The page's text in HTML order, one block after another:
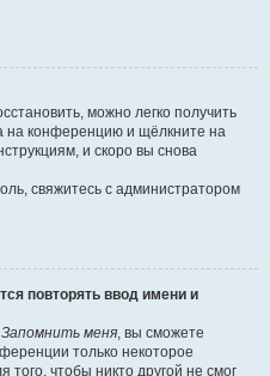
можно легко получить
на конференцию и щёлкните на
и скоро вы снова
свяжитесь с администратором
повторять ввод имени и
Запомнить меня, вы сможете
только некоторое
чтобы никто другой не смог